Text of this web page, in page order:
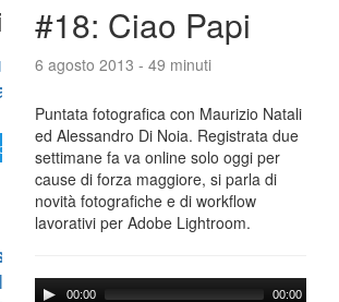
#18: Ciao Papi
6 agosto 2013 - 49 minuti
Puntata fotografica con Maurizio Natali
ed Alessandro Di Noia. Registrata due
settimane fa va online solo oggi per
cause di forza maggiore, si parla di
novità fotografiche e di workflow
lavorativi per Adobe Lightroom.
00:00 00:00